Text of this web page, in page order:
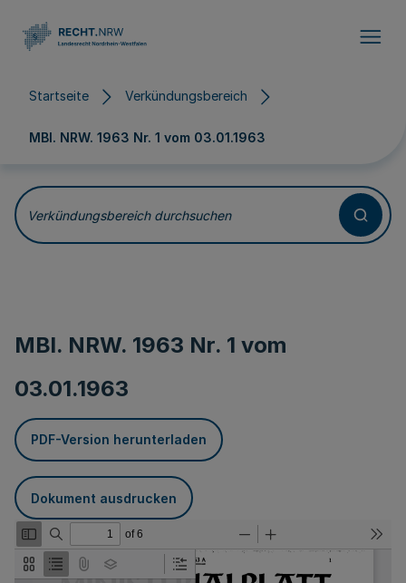
Startseite Verkündungsbereich
MBl. NRW. 1963 Nr. 1 vom 03.01.1963
Verkündungsbereich durchsuchen
MBl. NRW. 1963 Nr. 1 vom
03.01.1963
PDF-Version herunterladen
Dokument ausdrucken